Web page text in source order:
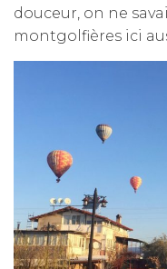
douceur, on ne
montgolfières ici